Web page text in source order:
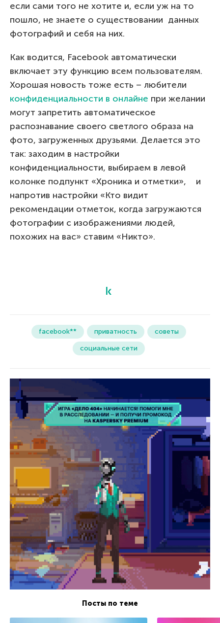
если сами того не хотите и, если уж на то
пошло, не знаете о существовании данных
фотографий и себя на них.
Как водится, Facebook автоматически
включает эту функцию всем пользователям.
Хорошая новость тоже есть – любители
конфиденциальности в онлайне при желании
могут запретить автоматическое
распознавание своего светлого образа на
фото, загруженных друзьями. Делается это
так: заходим в настройки
конфиденциальности, выбираем в левой
колонке подпункт «Хроника и отметки», и
напротив настройки «Кто видит
рекомендации отметок, когда загружаются
фотографии с изображениями людей,
похожих на вас» ставим «Никто».
facebook** приватность
советы
социальные сети
Посты по теме